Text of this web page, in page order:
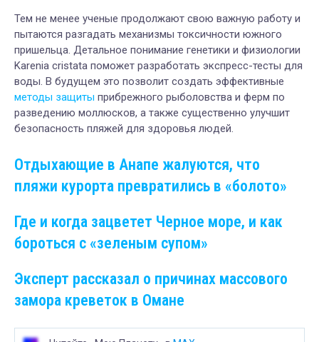
Тем не менее ученые продолжают свою важную работу и
пытаются разгадать механизмы токсичности южного
пришельца. Детальное понимание генетики и физиологии
Karenia cristata поможет разработать экспресс-тесты для
воды. В будущем это позволит создать эффективные
методы защиты прибрежного рыболовства и ферм по
разведению моллюсков, а также существенно улучшит
безопасность пляжей для здоровья людей.
Отдыхающие в Анапе жалуются, что
пляжи курорта превратились в «болото»
Где и когда зацветет Черное море, и как
бороться с «зеленым супом»
Эксперт рассказал о причинах массового
замора креветок в Омане